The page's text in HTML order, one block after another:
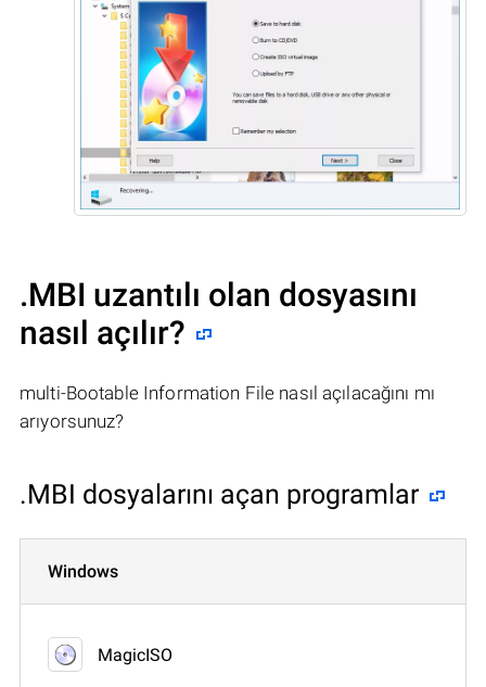
.MBI uzantılı olan dosyasını
nasıl açılır?
multi-Bootable Information File nasıl açılacağını mı
arıyorsunuz?
.MBI dosyalarını açan programlar
Windows
MagicISO